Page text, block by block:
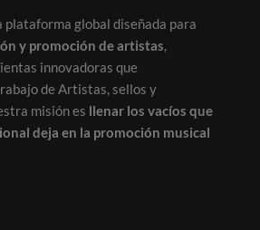
plataforma global diseñada para
y promoción de artistas,
innovadoras que
de Artistas, sellos y
misión es llenar los vacíos que
deja en la promoción musical